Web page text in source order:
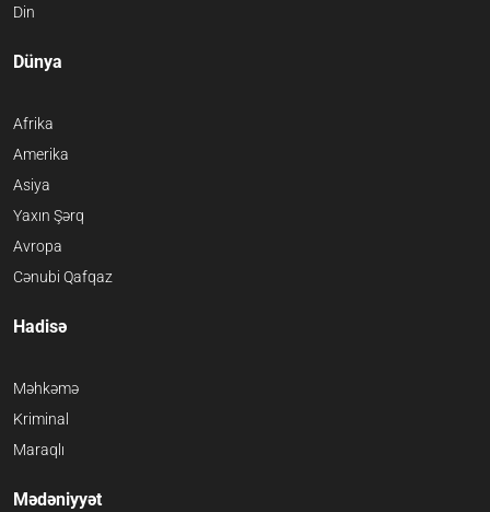
Din
Dünya
Afrika
Amerika
Asiya
Yaxın Şərq
Avropa
Cənubi Qafqaz
Hadisə
Məhkəmə
Kriminal
Maraqlı
Mədəniyyət